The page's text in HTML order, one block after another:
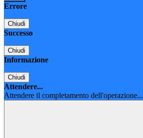
Errore
Chiudi
Successo
Chiudi
Informazione
Chiudi
Attendere...
Attendere il completamento dell'operazione...